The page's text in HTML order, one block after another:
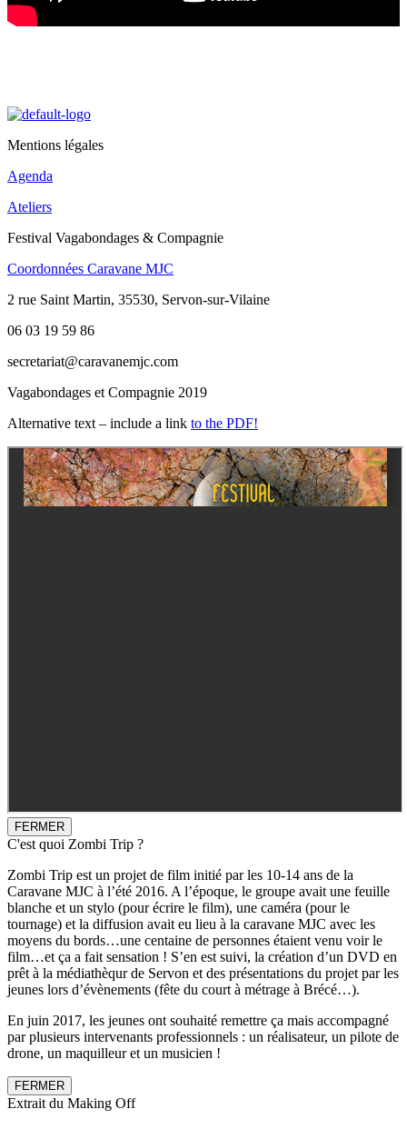
Mentions légales
Agenda
Ateliers
Festival Vagabondages & Compagnie
Coordonnées Caravane MJC
2 rue Saint Martin, 35530, Servon-sur-Vilaine
06 03 19 59 86
secretariat@caravanemjc.com
Vagabondages et Compagnie 2019
Alternative text – include a link to the PDF!
FERMER
C'est quoi Zombi Trip ?
Zombi Trip est un projet de film initié par les 10-14 ans de la
Caravane MJC à l’été 2016. A l’époque, le groupe avait une feuille
blanche et un stylo (pour écrire le film), une caméra (pour le
tournage) et la diffusion avait eu lieu à la caravane MJC avec les
moyens du bords…une centaine de personnes étaient venu voir le
film…et ça a fait sensation ! S’en est suivi, la création d’un DVD en
prêt à la médiathèqur de Servon et des présentations du projet par les
jeunes lors d’évènements (fête du court à métrage à Brécé…).
En juin 2017, les jeunes ont souhaité remettre ça mais accompagné
par plusieurs intervenants professionnels : un réalisateur, un pilote de
drone, un maquilleur et un musicien !
FERMER
Extrait du Making Off